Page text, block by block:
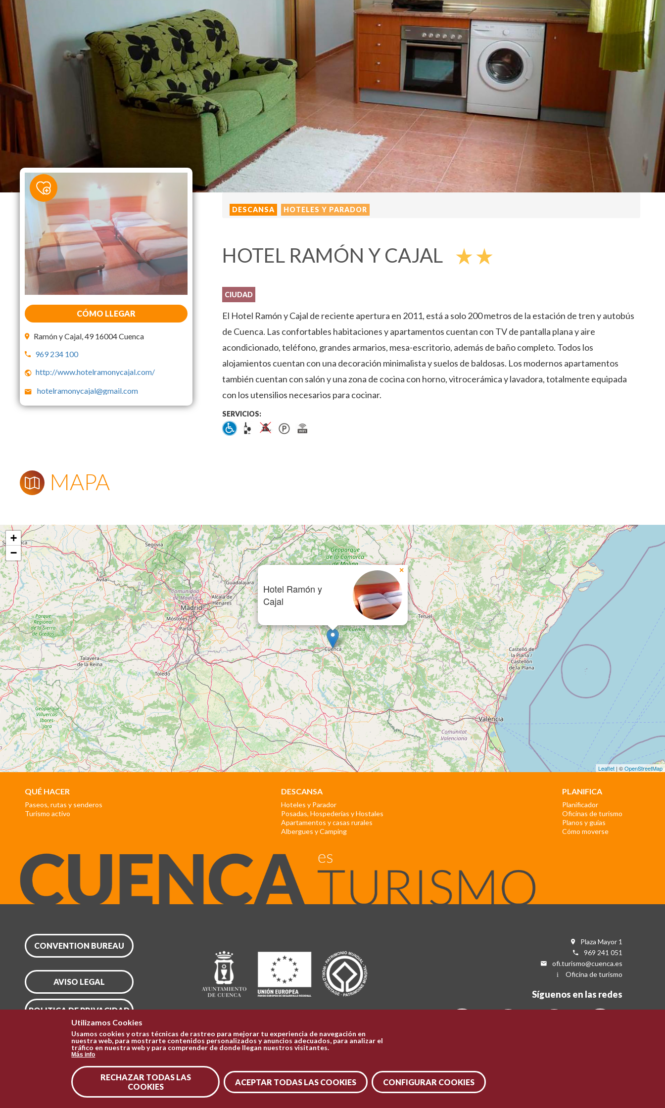
CÓMO LLEGAR
Ramón y Cajal, 49 16004 Cuenca
969 234 100
http://www.hotelramonycajal.com/
hotelramonycajal@gmail.com
DESCANSA HOTELES Y PARADOR
HOTEL RAMÓN Y CAJAL star_ratestar_rate
CIUDAD
El Hotel Ramón y Cajal de reciente apertura en 2011, está a solo 200 metros de la estación de tren y autobús
de Cuenca. Las confortables habitaciones y apartamentos cuentan con TV de pantalla plana y aire
acondicionado, teléfono, grandes armarios, mesa-escritorio, además de baño completo. Todos los
alojamientos cuentan con una decoración minimalista y suelos de baldosas. Los modernos apartamentos
también cuentan con salón y una zona de cocina con horno, vitrocerámica y lavadora, totalmente equipada
con los utensilios necesarios para cocinar.
SERVICIOS:
MAPA
Hotel Ramón y
Cajal
×
+
−
Leaflet | ©OpenStreetMap
QUÉ HACER
Paseos, rutas y senderos
Turismo activo
DESCANSA
Hoteles y Parador
Posadas, Hospederías y Hostales
Apartamentos y casas rurales
Albergues y Camping
PLANIFICA
Planificador
Oficinas de turismo
Planos y guías
Cómo moverse
CONVENTION BUREAU
AVISO LEGAL
POLITICA DE PRIVACIDAD
CONFIGURAR COOKIES
Plaza Mayor 1
969 241 051
ofi.turismo@cuenca.es
Oficina de turismo
Síguenos en las redes
Utilizamos Cookies
Usamos cookies y otras técnicas de rastreo para mejorar tu experiencia de navegación en
nuestra web, para mostrarte contenidos personalizados y anuncios adecuados, para analizar el
tráfico en nuestra web y para comprender de donde llegan nuestros visitantes.
Más info
RECHAZAR TODAS LAS
COOKIES
ACEPTAR TODAS LAS COOKIES CONFIGURAR COOKIES